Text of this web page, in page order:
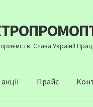
Слава Україні!
Прайс